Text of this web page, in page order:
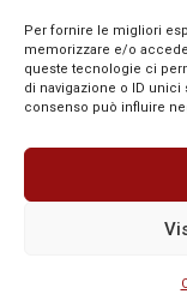
Per fornire le migliori
memorizzare e/o
queste tecnologie ci
di navigazione o ID
consenso può influire
indicazione. La
solo previa
alla pagina originale,
parti sono pubblicati a
titolari dei diritti. Se un
possibile
comunicazione